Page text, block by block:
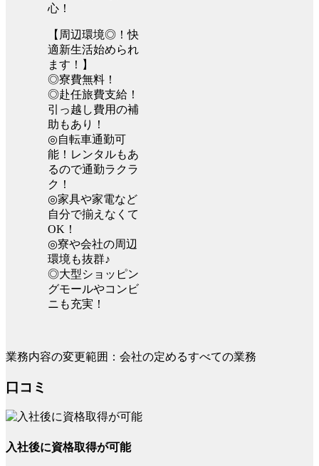
心！
【周辺環境◎！快
適新生活始められ
ます！】
◎寮費無料！
◎赴任旅費支給！
引っ越し費用の補
助もあり！
◎自転車通勤可
能！レンタルもあ
るので通勤ラクラ
ク！
◎家具や家電など
自分で揃えなくて
OK！
◎寮や会社の周辺
環境も抜群♪
◎大型ショッピン
グモールやコンビ
ニも充実！
業務内容の変更範囲：会社の定めるすべての業務
口コミ
入社後に資格取得が可能